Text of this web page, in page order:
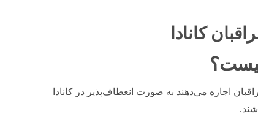
کانادا
اجازه می‌دهند به صورت انعطاف‌پذیر در کانادا